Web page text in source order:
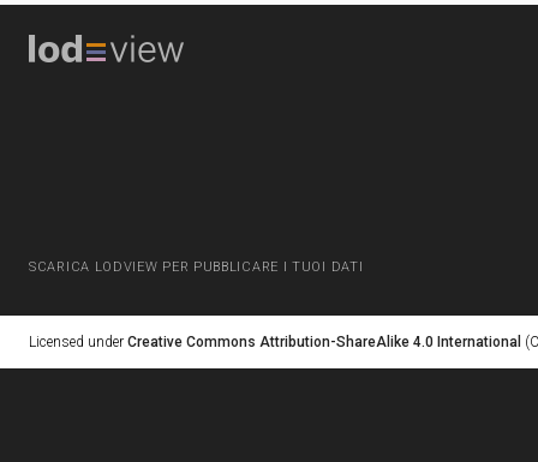
SCARICA LODVIEW PER PUBBLICARE I TUOI DATI
Licensed under Creative Commons Attribution-ShareAlike 4.0 International